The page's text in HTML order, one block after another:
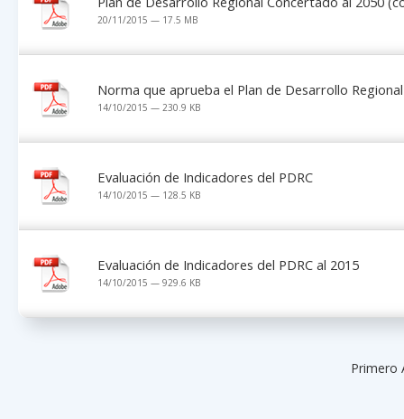
20/11/2015 — 17.5 MB
Norma que aprueba el Plan de Desarrollo
14/10/2015 — 230.9 KB
Evaluación de Indicadores del PDRC
14/10/2015 — 128.5 KB
Evaluación de Indicadores del PDRC al 2015
14/10/2015 — 929.6 KB
Primero